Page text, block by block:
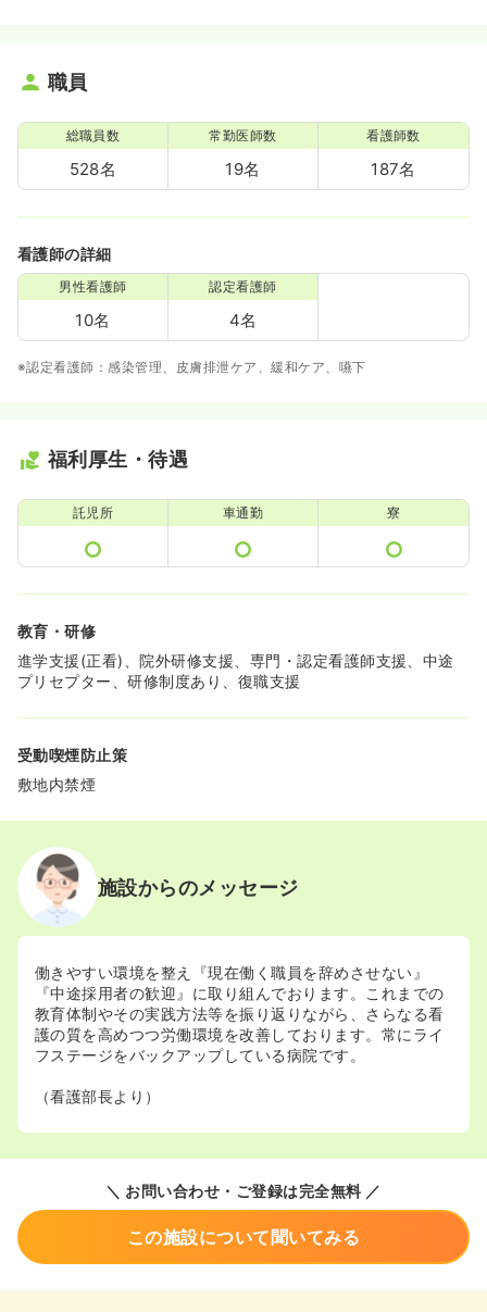
職員
総職員数
528名
常勤医師数
19名
看護師数
187名
看護師の詳細
男性看護師
10名
認定看護師
4名
※認定看護師：感染管理、皮膚排泄ケア、緩和ケア、嚥下
福利厚生・待遇
託児所 車通勤 寮
教育・研修
進学支援(正看)、院外研修支援、専門・認定看護師支援、中途
プリセプター、研修制度あり、復職支援
受動喫煙防止策
敷地内禁煙
施設からのメッセージ
働きやすい環境を整え『現在働く職員を辞めさせない』
『中途採用者の歓迎』に取り組んでおります。これまでの
教育体制やその実践方法等を振り返りながら、さらなる看
護の質を高めつつ労働環境を改善しております。常にライ
フステージをバックアップしている病院です。
（看護部長より）
＼ お問い合わせ・ご登録は完全無料 ／
この施設について聞いてみる